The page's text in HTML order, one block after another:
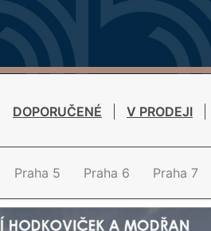
DOPORUČENÉ V PRODEJI
Praha 5 Praha 6 Praha 7